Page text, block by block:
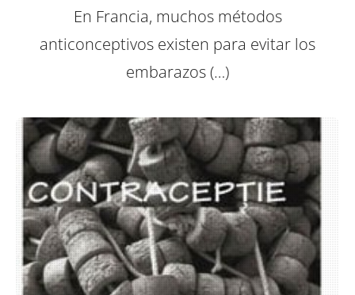
En Francia, muchos métodos
anticonceptivos existen para evitar los
embarazos (…)